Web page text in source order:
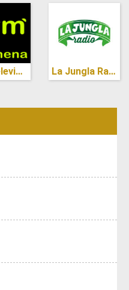
Radio Television Marchena La Jungla Radio